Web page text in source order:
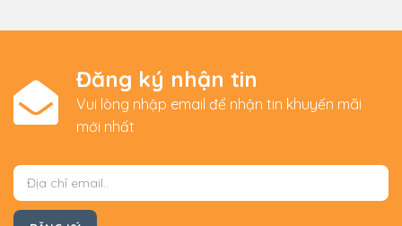
Đăng ký nhận tin
Vui lòng nhập email để nhận tin khuyến mãi
mới nhất